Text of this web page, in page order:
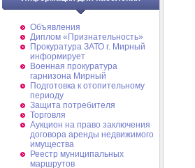
Объявления
Диплом «Признательность»
Прокуратура ЗАТО г. Мирный
информирует
Военная прокуратура
гарнизона Мирный
Подготовка к отопительному
периоду
Защита потребителя
Торговля
Аукцион на право заключения
договора аренды недвижимого
имущества
Реестр муниципальных
маршрутов